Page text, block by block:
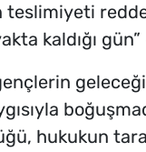
teslimiyeti
kaldığı
hukukun